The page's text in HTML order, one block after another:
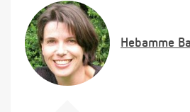
Hebamme